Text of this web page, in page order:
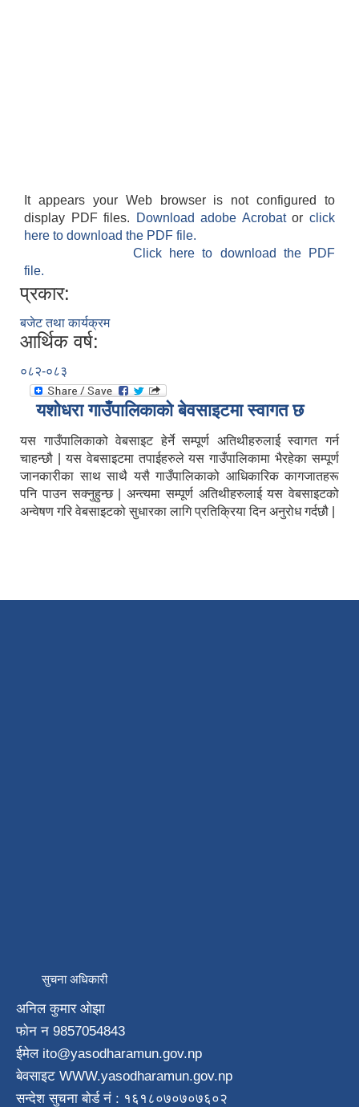
It appears your Web browser is not configured to
display PDF files.
Download adobe Acrobatorclick
here to download the PDF file.
Click here to download the PDF
file.
प्रकार:
बजेट तथा कार्यक्रम
आर्थिक वर्ष:
०८२-०८३
यशाेधरा गाउँपालिकाकाे बेवसाइटमा स्वागत छ
यस गाउँपालिकाको वेबसाइट हेर्ने सम्पूर्ण अतिथीहरुलाई स्वागत गर्न
चाहन्छौ | यस वेबसाइटमा तपाईहरुले यस गाउँपालिकामा भैरहेका सम्पूर्ण
जानकारीका साथ साथै यसै गाउँपालिकाको आधिकारिक कागजातहरू
पनि पाउन सक्नुहुन्छ | अन्त्यमा सम्पूर्ण अतिथीहरुलाई यस वेबसाइटको
अन्वेषण गरि वेबसाइटको सुधारका लागि प्रतिक्रिया दिन अनुरोध गर्दछौ |
सुचना अधिकारी
अनिल कुमार ओझा
फाेन न‌ 9857054843
ईमेल ito@yasodharamun.gov.np
बेवसाइट WWW.yasodharamun.gov.np
सन्देश सुचना बाेर्ड न‌ं : १६१८०७०७०७६०२